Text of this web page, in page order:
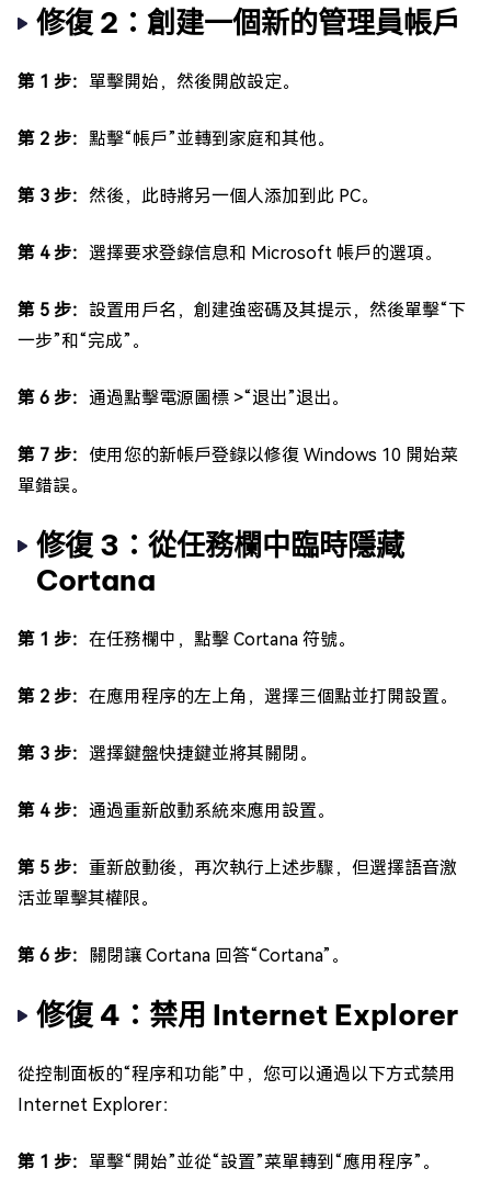
修復 2：創建一個新的管理員帳戶
第 1 步： 單擊開始，然後開啟設定。
第 2 步： 點擊“帳戶”並轉到家庭和其他。
第 3 步： 然後，此時將另一個人添加到此 PC。
第 4 步： 選擇要求登錄信息和 Microsoft 帳戶的選項。
第 5 步： 設置用戶名，創建強密碼及其提示，然後單擊“下
一步”和“完成”。
第 6 步： 通過點擊電源圖標 >“退出”退出。
第 7 步： 使用您的新帳戶登錄以修復 Windows 10 開始菜
單錯誤。
修復 3：從任務欄中臨時隱藏
Cortana
第 1 步： 在任務欄中，點擊 Cortana 符號。
第 2 步： 在應用程序的左上角，選擇三個點並打開設置。
第 3 步： 選擇鍵盤快捷鍵並將其關閉。
第 4 步： 通過重新啟動系統來應用設置。
第 5 步： 重新啟動後，再次執行上述步驟，但選擇語音激
活並單擊其權限。
第 6 步： 關閉讓 Cortana 回答“Cortana”。
修復 4：禁用 Internet Explorer
從控制面板的“程序和功能”中，您可以通過以下方式禁用
Internet Explorer：
第 1 步： 單擊“開始”並從“設置”菜單轉到“應用程序”。